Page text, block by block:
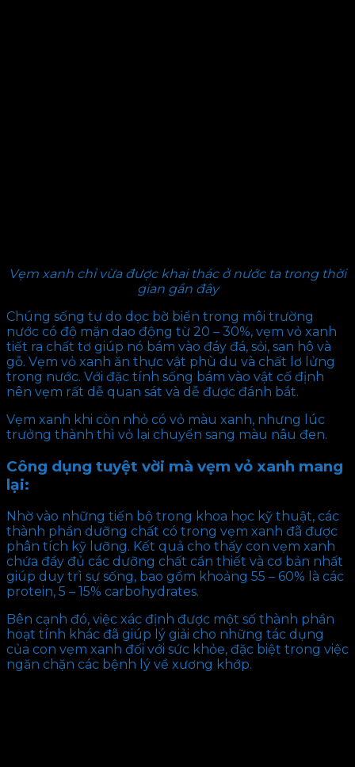
Vẹm xanh chỉ vừa được khai thác ở nước ta trong thời
gian gần đây
Chúng sống tự do dọc bờ biển trong môi trường
nước có độ mặn dao động từ 20 – 30%, vẹm vỏ xanh
tiết ra chất tơ giúp nó bám vào đáy đá, sỏi, san hô và
gỗ. Vẹm vỏ xanh ăn thực vật phù du và chất lơ lửng
trong nước. Với đặc tính sống bám vào vật cố định
nên vẹm rất dễ quan sát và dễ được đánh bắt.
Vẹm xanh khi còn nhỏ có vỏ màu xanh, nhưng lúc
trưởng thành thì vỏ lại chuyển sang màu nâu đen.
Công dụng tuyệt vời mà vẹm vỏ xanh mang
lại:
Nhờ vào những tiến bộ trong khoa học kỹ thuật, các
thành phần dưỡng chất có trong vẹm xanh đã được
phân tích kỹ lưỡng. Kết quả cho thấy con vẹm xanh
chứa đầy đủ các dưỡng chất cần thiết và cơ bản nhất
giúp duy trì sự sống, bao gồm khoảng 55 – 60% là các
protein, 5 – 15% carbohydrates.
Bên cạnh đó, việc xác định được một số thành phần
hoạt tính khác đã giúp lý giải cho những tác dụng
của con vẹm xanh đối với sức khỏe, đặc biệt trong việc
ngăn chặn các bệnh lý về xương khớp.